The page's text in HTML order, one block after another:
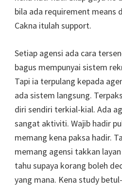
bila ada requirement means
Cakna itulah support.
Setiap agensi ada cara
bagus mempunyai sistem
Tapi ia terpulang kepada
ada sistem langsung.
diri sendiri terkial-kial. Ada
sangat aktiviti. Wajib hadir
memang kena paksa hadir.
memang agensi takkan
tahu supaya korang boleh
yang mana. Kena study